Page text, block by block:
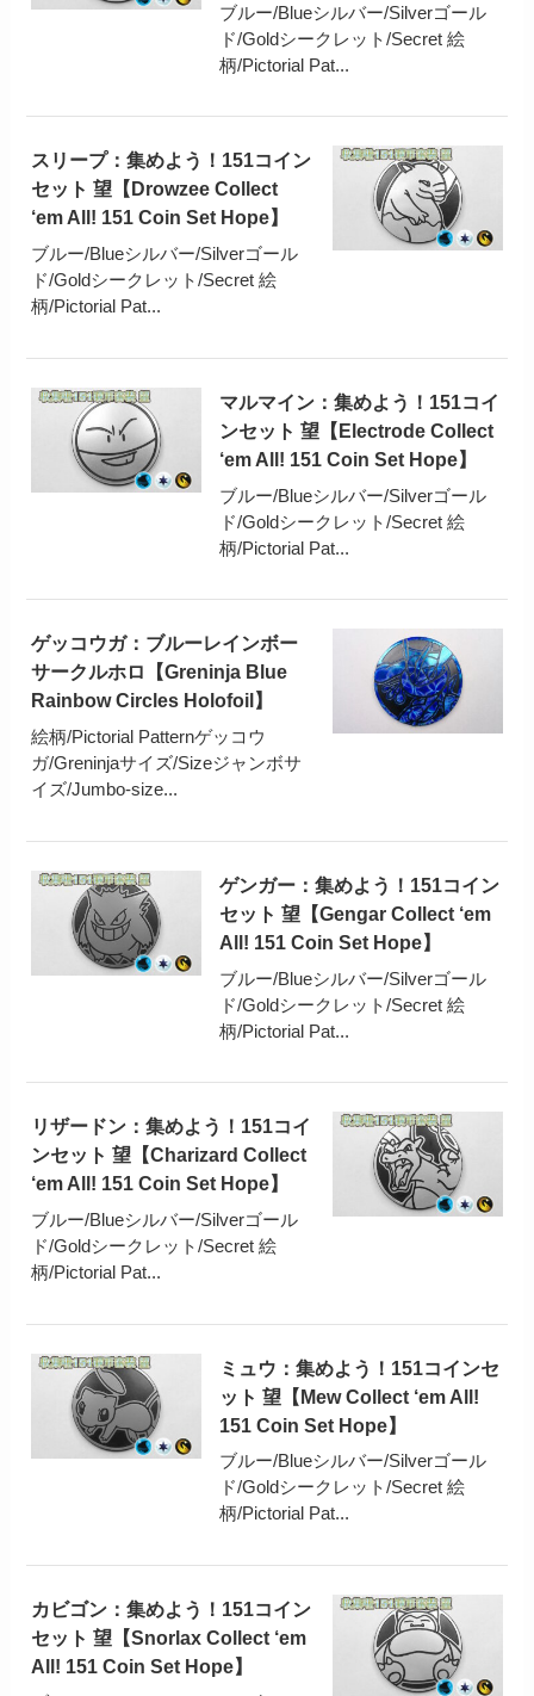
ブルー/Blueシルバー/Silverゴール
ド/Goldシークレット/Secret 絵
柄/Pictorial Pat...
スリープ：集めよう！151コイン
セット 望【Drowzee Collect
‘em All! 151 Coin Set Hope】
ブルー/Blueシルバー/Silverゴール
ド/Goldシークレット/Secret 絵
柄/Pictorial Pat...
マルマイン：集めよう！151コイ
ンセット 望【Electrode Collect
‘em All! 151 Coin Set Hope】
ブルー/Blueシルバー/Silverゴール
ド/Goldシークレット/Secret 絵
柄/Pictorial Pat...
ゲッコウガ：ブルーレインボー
サークルホロ【Greninja Blue
Rainbow Circles Holofoil】
絵柄/Pictorial Patternゲッコウ
ガ/Greninjaサイズ/Sizeジャンボサ
イズ/Jumbo-size...
ゲンガー：集めよう！151コイン
セット 望【Gengar Collect ‘em
All! 151 Coin Set Hope】
ブルー/Blueシルバー/Silverゴール
ド/Goldシークレット/Secret 絵
柄/Pictorial Pat...
リザードン：集めよう！151コイ
ンセット 望【Charizard Collect
‘em All! 151 Coin Set Hope】
ブルー/Blueシルバー/Silverゴール
ド/Goldシークレット/Secret 絵
柄/Pictorial Pat...
ミュウ：集めよう！151コインセ
ット 望【Mew Collect ‘em All!
151 Coin Set Hope】
ブルー/Blueシルバー/Silverゴール
ド/Goldシークレット/Secret 絵
柄/Pictorial Pat...
カビゴン：集めよう！151コイン
セット 望【Snorlax Collect ‘em
All! 151 Coin Set Hope】